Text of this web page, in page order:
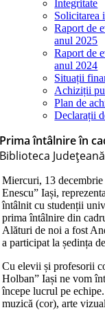
Integritate
Solicitarea
Raport de
anul 2025
Raport de
anul 2024
Situații
Achiziții
Plan de
Declarații
Prima întâlnire în
Biblioteca
Miercuri, 13
Enescu” Iași,
întâlnit cu studenții
prima întâlnire din
Alături de noi a fost
a participat la ședința
Cu elevii și profesorii
Holban” Iași ne vom
începe lucrul pe
muzică (cor), arte